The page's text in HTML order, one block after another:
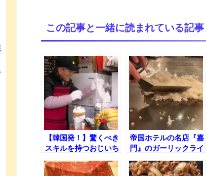
この記事と一緒に読まれている記事
【韓国発！】驚くべき
スキルを持つおじいち
ゃんのクレープ!!
帝国ホテルの名店『嘉
門』のガーリックライ
スが出来るまで!!